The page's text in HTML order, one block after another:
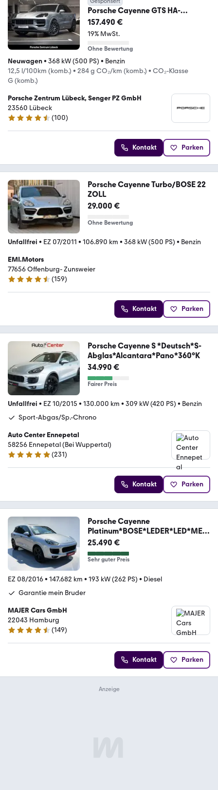
Porsche Cayenne GTS HA-
Lenkung InnoDrive Head-Up BOSE
157.490 €
19% MwSt.
Ohne Bewertung
Neuwagen• 368 kW (500 PS) • Benzin
12,5 l/100km (komb.) • 284 g CO₂/km (komb.) • CO₂-Klasse
G (komb.)
Porsche Zentrum Lübeck, Senger PZ GmbH
23560 Lübeck
4.5 Sterne
(100)
Kontakt Parken
Porsche Cayenne Turbo/BOSE 22
ZOLL
29.000 €
Ohne Bewertung
Unfallfrei • EZ 07/2011 • 106.890 km • 368 kW (500 PS) • Benzin
EMI.Motors
77656 Offenburg- Zunsweier
4.6 Sterne
(159)
Kontakt Parken
Porsche Cayenne S *Deutsch*S-
Abglas*Alcantara*Pano*360°K
34.990 €
Fairer Preis
Unfallfrei • EZ 10/2015 • 130.000 km • 309 kW (420 PS) • Benzin
Sport-Abgas/Sp.-Chrono
Auto Center Ennepetal
58256 Ennepetal (Bei Wuppertal)
5 Sterne
(231)
Kontakt Parken
Porsche Cayenne
Platinum*BOSE*LEDER*LED*MEM
ORY*PANORAMA
25.490 €
Sehr guter Preis
EZ 08/2016• 147.682 km • 193 kW (262 PS) • Diesel
Garantie mein Bruder
MAJER Cars GmbH
22043 Hamburg
4.7 Sterne
(149)
Kontakt Parken